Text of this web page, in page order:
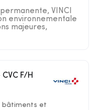
VINCI
environnementale
majeures,
F/H
bâtiments et